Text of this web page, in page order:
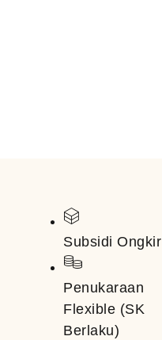
Subsidi Ongkir
Penukaraan
Flexible (SK
Berlaku)